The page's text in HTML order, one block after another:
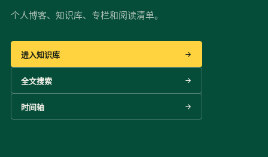
个人博客、知识库、专栏和阅读清单。
进入知识库
全文搜索
时间轴